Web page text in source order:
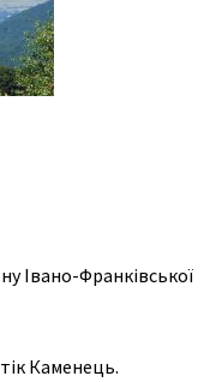
Івано-Франківської
Каменець.